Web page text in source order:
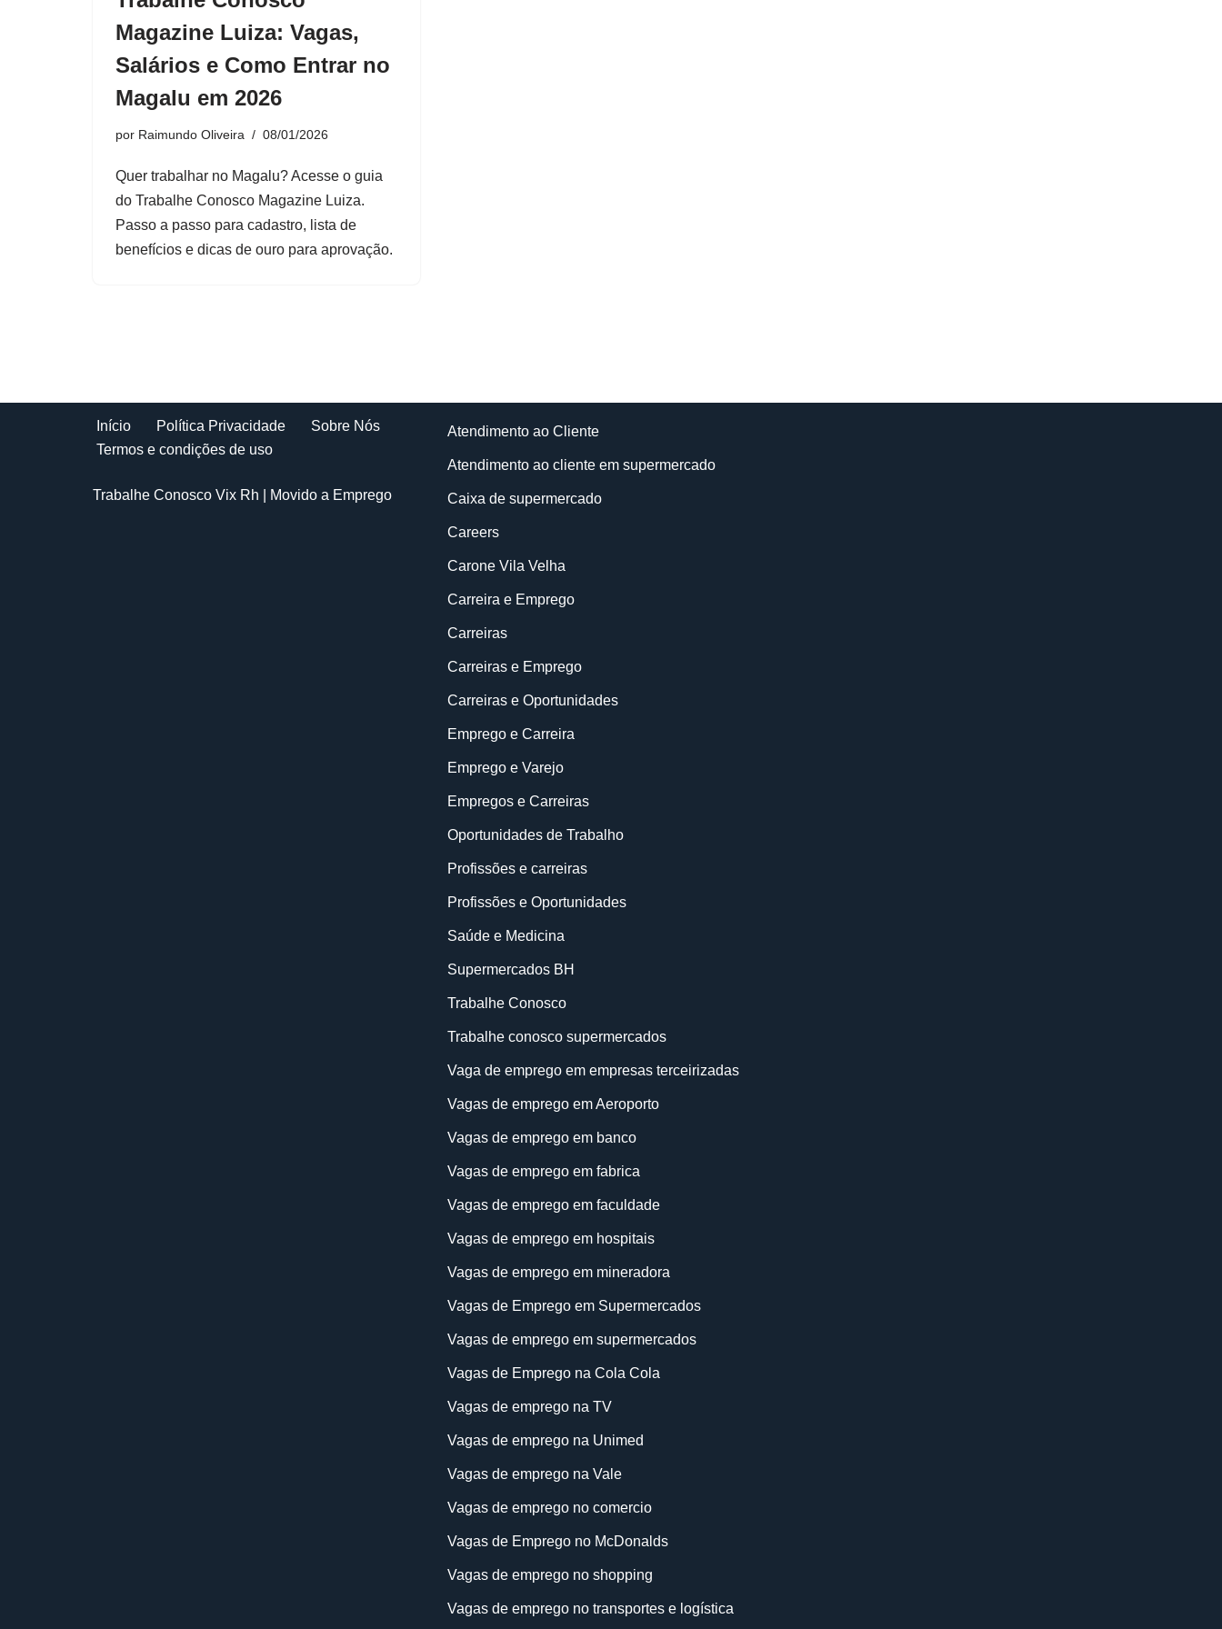
Magazine Luiza: Vagas,
Salários e Como Entrar no
Magalu em 2026
por Raimundo Oliveira 08/01/2026
Quer trabalhar no Magalu? Acesse o guia
do Trabalhe Conosco Magazine Luiza.
Passo a passo para cadastro, lista de
benefícios e dicas de ouro para aprovação.
Início Política Privacidade
Sobre Nós
Termos e condições de uso
Trabalhe Conosco Vix Rh | Movido a Emprego
Atendimento ao Cliente
Atendimento ao cliente em supermercado
Caixa de supermercado
Careers
Carone Vila Velha
Carreira e Emprego
Carreiras
Carreiras e Emprego
Carreiras e Oportunidades
Emprego e Carreira
Emprego e Varejo
Empregos e Carreiras
Oportunidades de Trabalho
Profissões e carreiras
Profissões e Oportunidades
Saúde e Medicina
Supermercados BH
Trabalhe Conosco
Trabalhe conosco supermercados
Vaga de emprego em empresas terceirizadas
Vagas de emprego em Aeroporto
Vagas de emprego em banco
Vagas de emprego em fabrica
Vagas de emprego em faculdade
Vagas de emprego em hospitais
Vagas de emprego em mineradora
Vagas de Emprego em Supermercados
Vagas de emprego em supermercados
Vagas de Emprego na Cola Cola
Vagas de emprego na TV
Vagas de emprego na Unimed
Vagas de emprego na Vale
Vagas de emprego no comercio
Vagas de Emprego no McDonalds
Vagas de emprego no shopping
Vagas de emprego no transportes e logística